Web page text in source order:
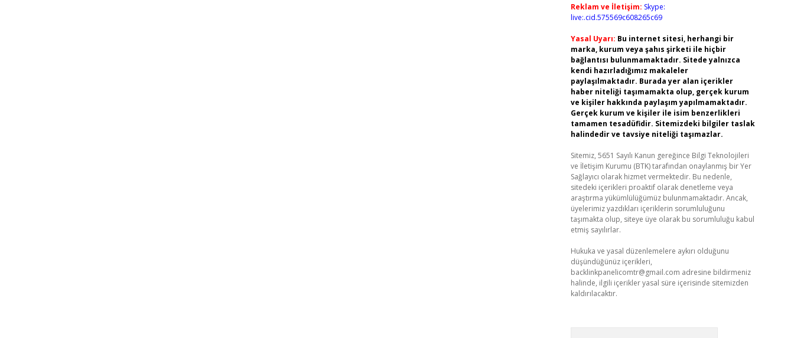
Reklam ve İletişim: Skype:
live:.cid.575569c608265c69
Yasal Uyarı: Bu internet sitesi, herhangi bir
marka, kurum veya şahıs şirketi ile hiçbir
bağlantısı bulunmamaktadır. Sitede yalnızca
kendi hazırladığımız makaleler
paylaşılmaktadır. Burada yer alan içerikler
haber niteliği taşımamakta olup, gerçek kurum
ve kişiler hakkında paylaşım yapılmamaktadır.
Gerçek kurum ve kişiler ile isim benzerlikleri
tamamen tesadüfidir. Sitemizdeki bilgiler taslak
halindedir ve tavsiye niteliği taşımazlar.
Sitemiz, 5651 Sayılı Kanun gereğince Bilgi Teknolojileri
ve İletişim Kurumu (BTK) tarafından onaylanmış bir Yer
Sağlayıcı olarak hizmet vermektedir. Bu nedenle,
sitedeki içerikleri proaktif olarak denetleme veya
araştırma yükümlülüğümüz bulunmamaktadır. Ancak,
üyelerimiz yazdıkları içeriklerin sorumluluğunu
taşımakta olup, siteye üye olarak bu sorumluluğu kabul
etmiş sayılırlar.
Hukuka ve yasal düzenlemelere aykırı olduğunu
düşündüğünüz içerikleri,
backlinkpanelicomtr@gmail.com adresine bildirmeniz
halinde, ilgili içerikler yasal süre içerisinde sitemizden
kaldırılacaktır.